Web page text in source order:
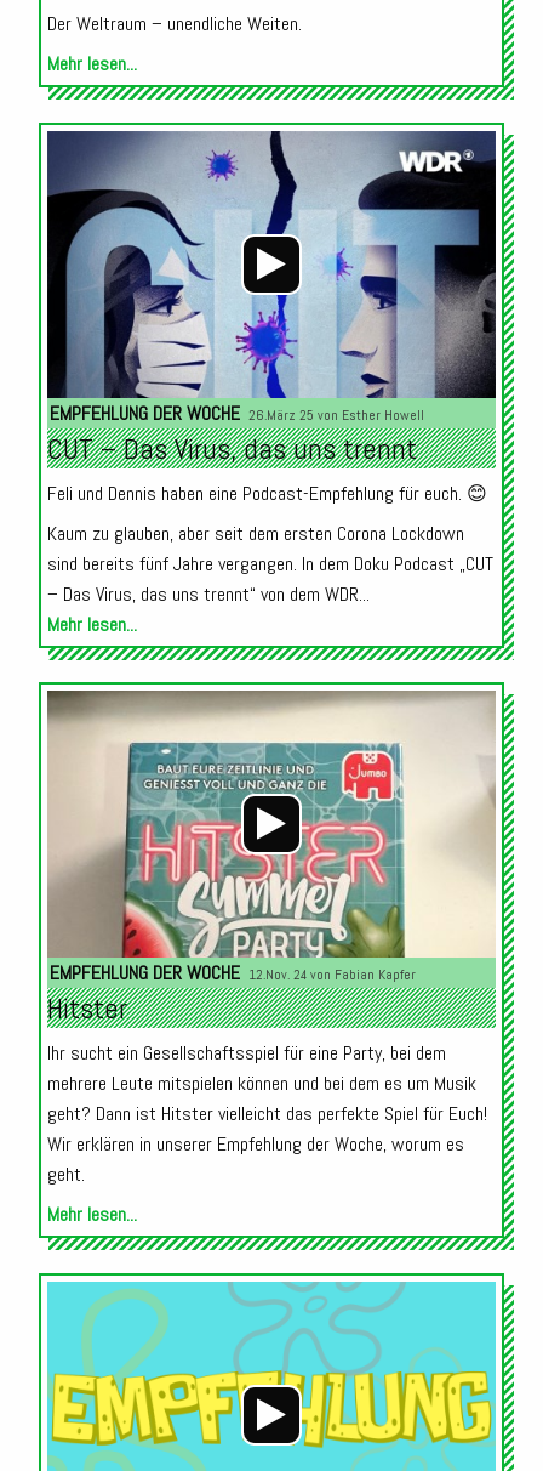
Der Weltraum – unendliche Weiten.
Mehr lesen...
Audio-
Player
EMPFEHLUNG DER WOCHE 26.März 25 von Esther Howell
CUT – Das Virus, das uns trennt
Feli und Dennis haben eine Podcast-Empfehlung für euch. 😊
Kaum zu glauben, aber seit dem ersten Corona Lockdown
sind bereits fünf Jahre vergangen. In dem Doku Podcast „CUT
– Das Virus, das uns trennt“ von dem WDR...
Mehr lesen...
Audio-
Player
EMPFEHLUNG DER WOCHE 12.Nov. 24 von Fabian Kapfer
Hitster
Ihr sucht ein Gesellschaftsspiel für eine Party, bei dem
mehrere Leute mitspielen können und bei dem es um Musik
geht? Dann ist Hitster vielleicht das perfekte Spiel für Euch!
Wir erklären in unserer Empfehlung der Woche, worum es
geht.
Mehr lesen...
Audio-
Player